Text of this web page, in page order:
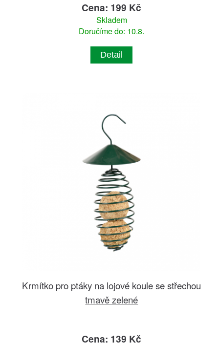
Cena: 199 Kč
Skladem
Doručíme do: 10.8.
Detail
Krmítko pro ptáky na lojové koule se střechou
tmavě zelené
Cena: 139 Kč